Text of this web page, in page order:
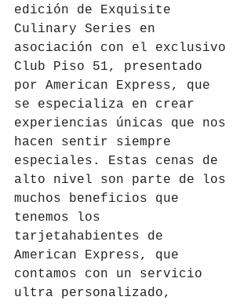
edición de Exquisite
Culinary Series en
asociación con el exclusivo
Club Piso 51, presentado
por American Express, que
se especializa en crear
experiencias únicas que nos
hacen sentir siempre
especiales. Estas cenas de
alto nivel son parte de los
muchos beneficios que
tenemos los
tarjetahabientes de
American Express, que
contamos con un servicio
ultra personalizado,